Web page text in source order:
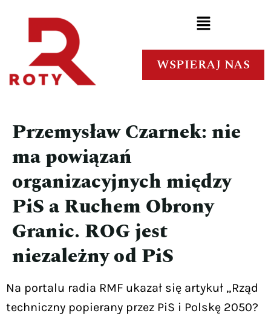
WSPIERAJ NAS
Przemysław Czarnek: nie
ma powiązań
organizacyjnych między
PiS a Ruchem Obrony
Granic. ROG jest
niezależny od PiS
Na portalu radia RMF ukazał się artykuł „Rząd
techniczny popierany przez PiS i Polskę 2050?